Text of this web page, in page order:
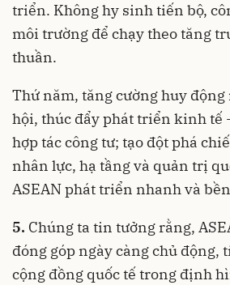
triển. Không hy sinh tiến bộ,
môi trường để chạy theo tăng
thuần.
Thứ năm, tăng cường huy
hội, thúc đẩy phát triển kinh tế
hợp tác công tư; tạo đột phá
nhân lực, hạ tầng và quản trị
ASEAN phát triển nhanh và
5. Chúng ta tin tưởng rằng,
đóng góp ngày càng chủ động,
cộng đồng quốc tế trong định